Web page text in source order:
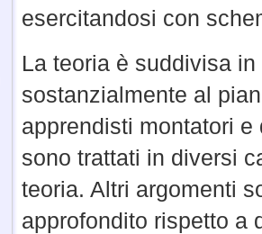
esercitandosi con
La teoria è suddivisa
sostanzialmente al
apprendisti montatori
sono trattati in diversi
teoria. Altri argomenti
approfondito rispetto a